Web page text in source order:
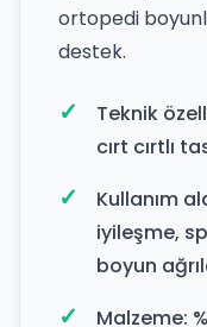
ortopedi
destek.
Teknik
cırt cırtlı
Kullanım
iyileşme,
boyun
Malzeme: